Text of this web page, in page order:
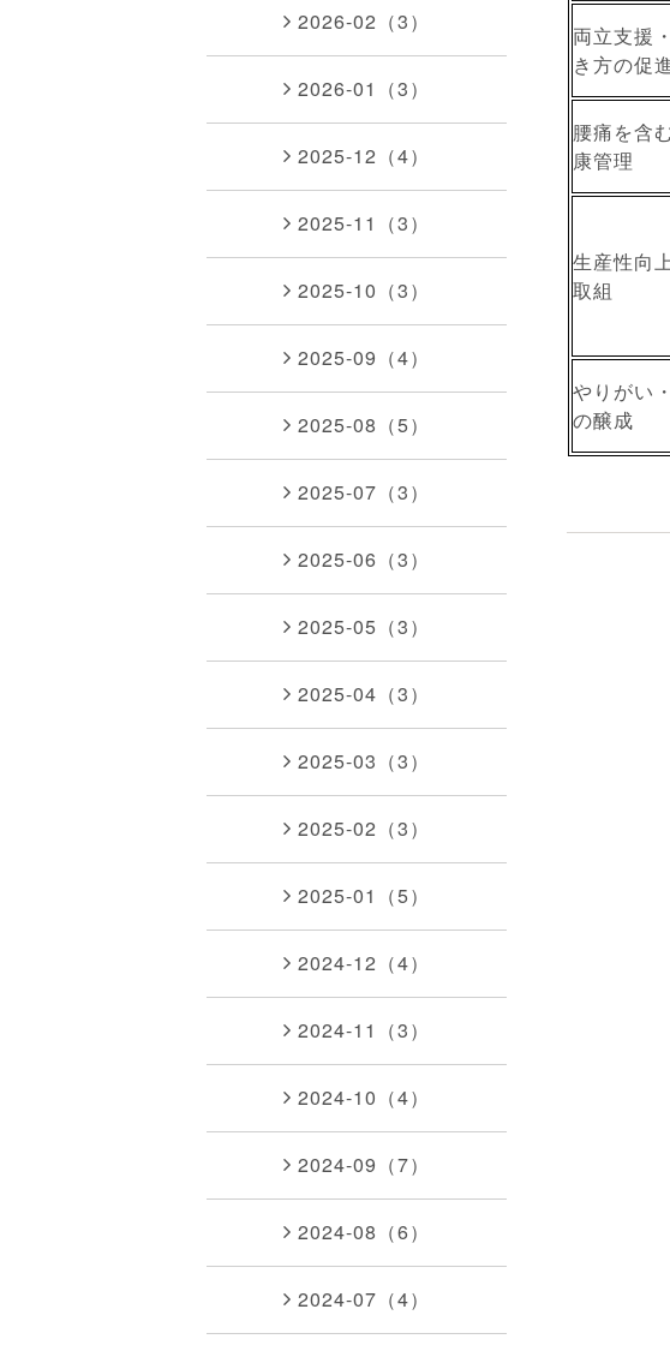
両立支援
き方の促
腰痛を含
康管理
生産性向
取組
やりがい
の醸成
2026-02（3）
2026-01（3）
2025-12（4）
2025-11（3）
2025-10（3）
2025-09（4）
2025-08（5）
2025-07（3）
2025-06（3）
2025-05（3）
2025-04（3）
2025-03（3）
2025-02（3）
2025-01（5）
2024-12（4）
2024-11（3）
2024-10（4）
2024-09（7）
2024-08（6）
2024-07（4）